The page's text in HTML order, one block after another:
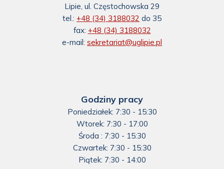
Lipie, ul. Częstochowska 29
tel.: +48 (34) 3188032 do 35
fax: +48 (34) 3188032
e-mail: sekretariat@uglipie.pl
Godziny pracy
Poniedziałek: 7:30 - 15:30
Wtorek: 7:30 - 17:00
Środa : 7:30 - 15:30
Czwartek: 7:30 - 15:30
Piątek: 7:30 - 14:00